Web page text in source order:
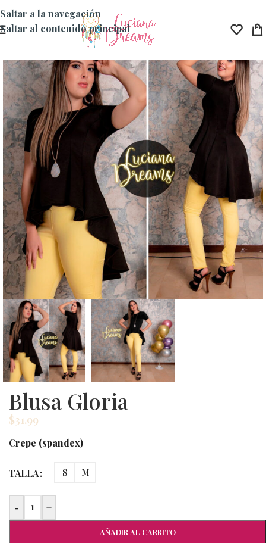
Saltar a la navegación
Saltar al contenido principal
Blusa Gloria
$31.99
Crepe (spandex)
TALLA S M
- +
AÑADIR AL CARRITO